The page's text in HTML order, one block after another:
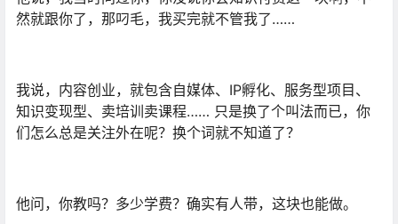
然就跟你了，那叼毛，我买完就不管我了……
我说，内容创业，就包含自媒体、IP孵化、服务型项目、
知识变现型、卖培训卖课程…… 只是换了个叫法而已，你
们怎么总是关注外在呢？换个词就不知道了？
他问，你教吗？多少学费？确实有人带，这块也能做。